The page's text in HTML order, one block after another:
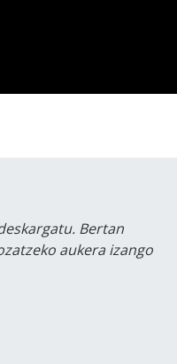
Bertan
aukera izango